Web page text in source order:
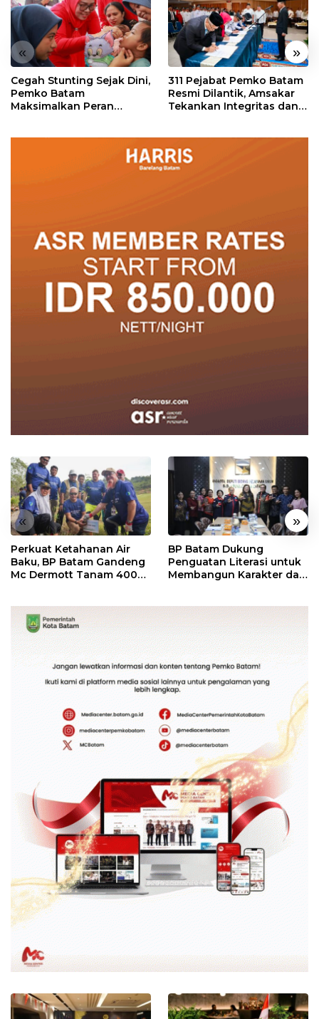
« »
Cegah Stunting Sejak Dini,
Pemko Batam
Maksimalkan Peran
311 Pejabat Pemko Batam
Resmi Dilantik, Amsakar
Tekankan Integritas dan
« »
Perkuat Ketahanan Air
Baku, BP Batam Gandeng
Mc Dermott Tanam 400
BP Batam Dukung
Penguatan Literasi untuk
Membangun Karakter dan